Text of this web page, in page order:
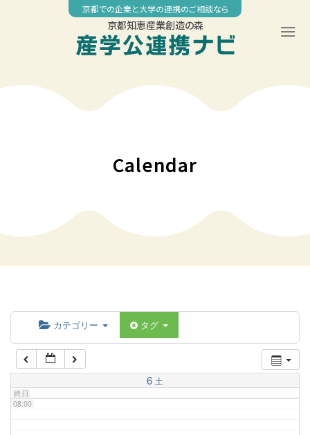
京都での企業と大学の連携のご相談なら
京都知恵産業創造の森
Calendar
カテゴリー タグ
6 土
終日
04:00
07:00
08:00